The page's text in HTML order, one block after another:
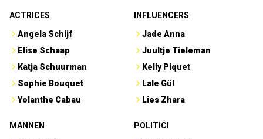
ACTRICES
Angela Schijf
Elise Schaap
Katja Schuurman
Sophie Bouquet
Yolanthe Cabau
INFLUENCERS
Jade Anna
Juultje Tieleman
Kelly Piquet
Lale Gül
Lies Zhara
MANNEN
POLITICI